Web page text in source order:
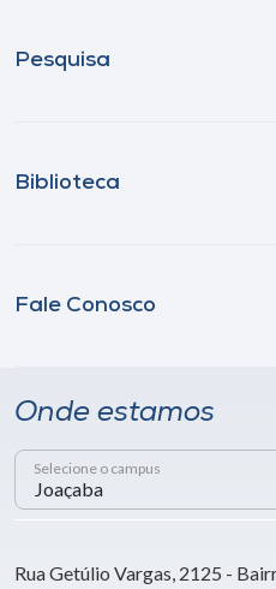
Pesquisa
Biblioteca
Fale Conosco
Onde estamos
Selecione o campus
Rua Getúlio Vargas, 2125 -